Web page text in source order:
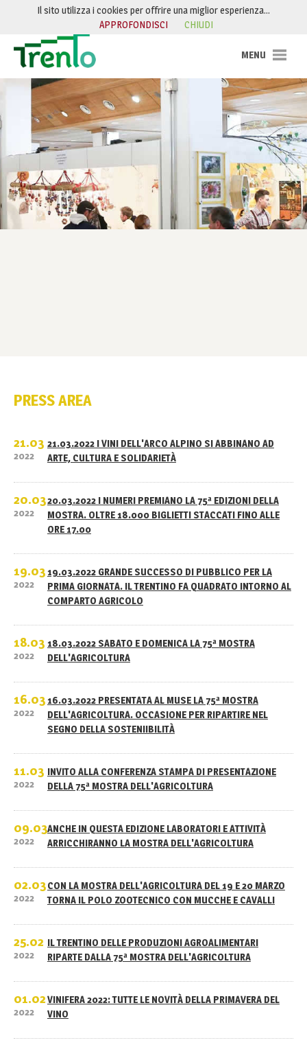
Salta al contenuto
PRESS AREA
21.03
2022
21.03.2022 I VINI DELL'ARCO ALPINO SI ABBINANO AD
ARTE, CULTURA E SOLIDARIETÀ
20.03
2022
20.03.2022 I NUMERI PREMIANO LA 75ª EDIZIONI DELLA
MOSTRA. OLTRE 18.000 BIGLIETTI STACCATI FINO ALLE
ORE 17.00
19.03
2022
19.03.2022 GRANDE SUCCESSO DI PUBBLICO PER LA
PRIMA GIORNATA. IL TRENTINO FA QUADRATO INTORNO AL
COMPARTO AGRICOLO
18.03
2022
18.03.2022 SABATO E DOMENICA LA 75ª MOSTRA
DELL'AGRICOLTURA
16.03
2022
16.03.2022 PRESENTATA AL MUSE LA 75ª MOSTRA
DELL'AGRICOLTURA. OCCASIONE PER RIPARTIRE NEL
SEGNO DELLA SOSTENIIBILITÀ
11.03
2022
INVITO ALLA CONFERENZA STAMPA DI PRESENTAZIONE
DELLA 75ª MOSTRA DELL'AGRICOLTURA
09.03
2022
ANCHE IN QUESTA EDIZIONE LABORATORI E ATTIVITÀ
ARRICCHIRANNO LA MOSTRA DELL'AGRICOLTURA
02.03
2022
CON LA MOSTRA DELL'AGRICOLTURA DEL 19 E 20 MARZO
TORNA IL POLO ZOOTECNICO CON MUCCHE E CAVALLI
25.02
2022
IL TRENTINO DELLE PRODUZIONI AGROALIMENTARI
RIPARTE DALLA 75ª MOSTRA DELL'AGRICOLTURA
01.02
2022
VINIFERA 2022: TUTTE LE NOVITÀ DELLA PRIMAVERA DEL
VINO
Il sito utilizza i cookies per offrire una miglior esperienza…
APPROFONDISCI
CHIUDI